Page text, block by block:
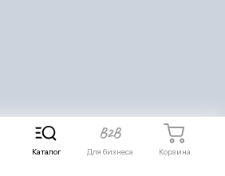
Каталог Для бизнеса Корзина